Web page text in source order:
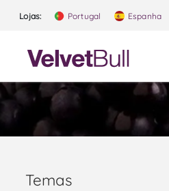
Lojas: Portugal Espanha
Temas